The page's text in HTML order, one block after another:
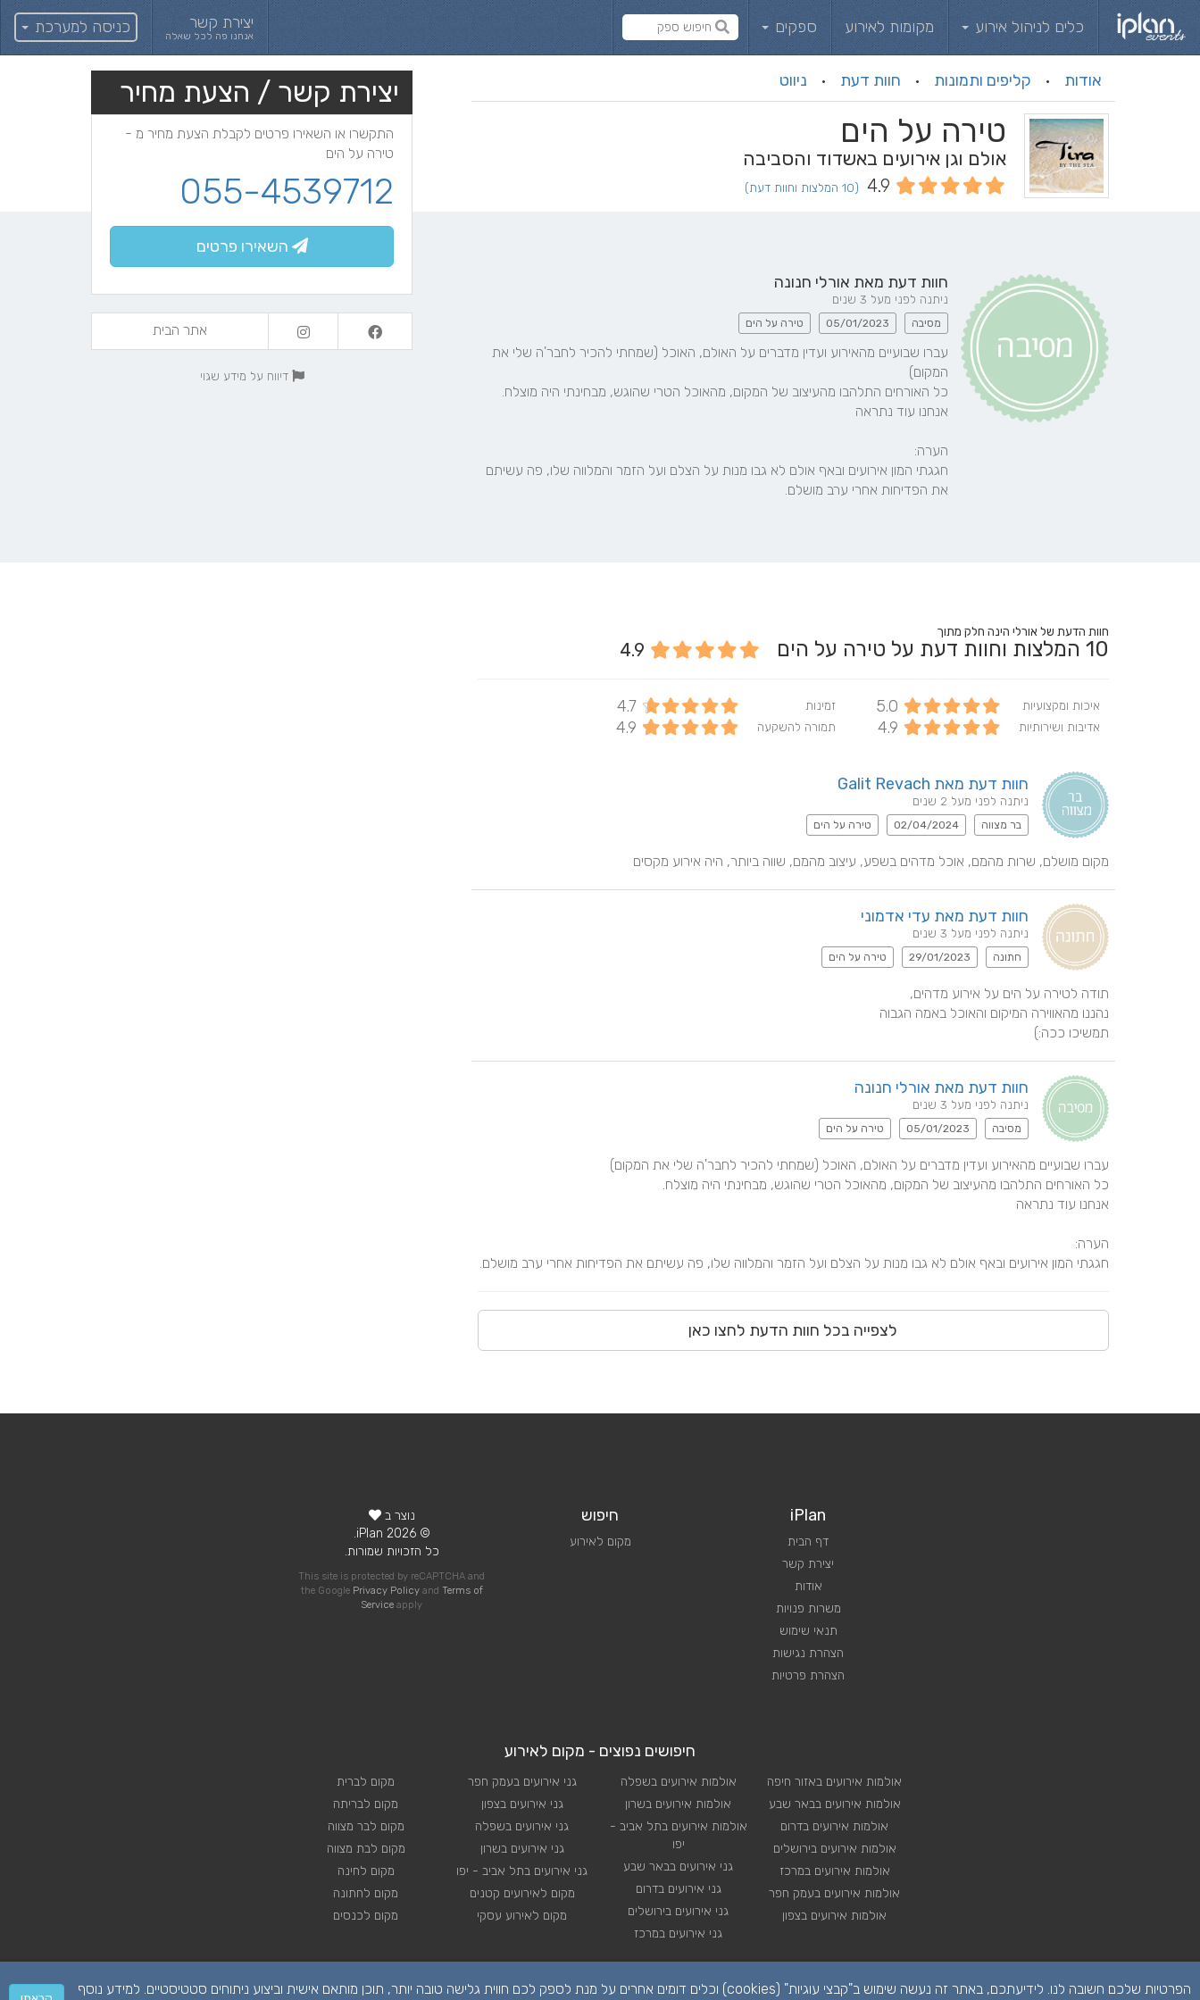
כלים לניהול אירוע מקומות לאירוע ספקים יצירת קשר
אנחנו פה לכל שאלה כניסה למערכת
אודות · קליפים ותמונות · חוות דעת · ניווט יצירת קשר / הצעת מחיר
התקשרו או השאירו פרטים לקבלת הצעת מחיר מ -
טירה על הים
055-4539712
השאירו פרטים
אתר הבית
דיווח על מידע שגוי
טירה על הים
אולם וגן אירועים באשדוד והסביבה
4.9 (10 המלצות וחוות דעת)
חוות דעת מאת אורלי חנונה
ניתנה לפני מעל 3 שנים
מסיבה 05/01/2023 טירה על הים
את הפדיחות אחרי ערב מושלם.
חוות הדעת של אורלי הינה חלק מתוך
10 המלצות וחוות דעת על טירה על הים 4.9
איכות ומקצועיות 5.0 זמינות 4.7
אדיבות ושירותיות 4.9 תמורה להשקעה 4.9
חוות דעת מאת Galit Revach
ניתנה לפני מעל 2 שנים
בר מצווה 02/04/2024 טירה על הים
מקום מושלם, שרות מהמם, אוכל מדהים בשפע, עיצוב מהמם, שווה ביותר, היה אירוע מקסים
חוות דעת מאת עדי אדמוני
ניתנה לפני מעל 3 שנים
חתונה 29/01/2023 טירה על הים
תמשיכו ככה:)
חוות דעת מאת אורלי חנונה
ניתנה לפני מעל 3 שנים
מסיבה 05/01/2023 טירה על הים
חגגתי המון אירועים ובאף אולם לא גבו מנות על הצלם ועל הזמר והמלווה שלו, פה עשיתם את הפדיחות אחרי ערב מושלם.
לצפייה בכל חוות הדעת לחצו כאן
iPlan
דף הבית
יצירת קשר
אודות
משרות פנויות
תנאי שימוש
הצהרת נגישות
הצהרת פרטיות
חיפוש
מקום לאירוע
נוצר ב
© 2026 iPlan.
כל הזכויות שמורות.
This site is protected by reCAPTCHA and
the Google Privacy Policyand Terms of
Service apply
חיפושים נפוצים - מקום לאירוע
אולמות אירועים באזור חיפה
אולמות אירועים בבאר שבע
אולמות אירועים בדרום
אולמות אירועים בירושלים
אולמות אירועים במרכז
אולמות אירועים בעמק חפר
אולמות אירועים בצפון
אולמות אירועים בשפלה
אולמות אירועים בשרון
אולמות אירועים בתל אביב -
יפו
גני אירועים בבאר שבע
גני אירועים בדרום
גני אירועים בירושלים
גני אירועים במרכז
גני אירועים בעמק חפר
גני אירועים בצפון
גני אירועים בשפלה
גני אירועים בשרון
גני אירועים בתל אביב - יפו
מקום לאירועים קטנים
מקום לאירוע עסקי
מקום לברית
מקום לבריתה
מקום לבר מצווה
מקום לבת מצווה
מקום לחינה
מקום לחתונה
מקום לכנסים
הפרטיות שלכם חשובה לנו. לידיעתכם, באתר זה נעשה שימוש ב"קבצי עוגיות" (cookies) וכלים דומים אחרים על מנת לספק לכם חווית גלישה טובה יותר, תוכן מותאם אישית וביצוע ניתוחים סטטיסטיים. למידע נוסף